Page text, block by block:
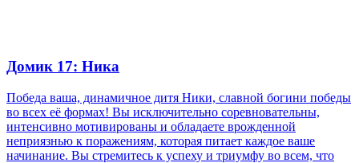
Домик 17: Ника
Победа ваша, динамичное дитя Ники, славной богини победы
во всех её формах! Вы исключительно соревновательны,
интенсивно мотивированы и обладаете врожденной
неприязнью к поражениям, которая питает каждое ваше
начинание. Вы стремитесь к успеху и триумфу во всем, что